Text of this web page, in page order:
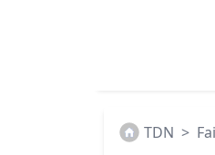
TDN >